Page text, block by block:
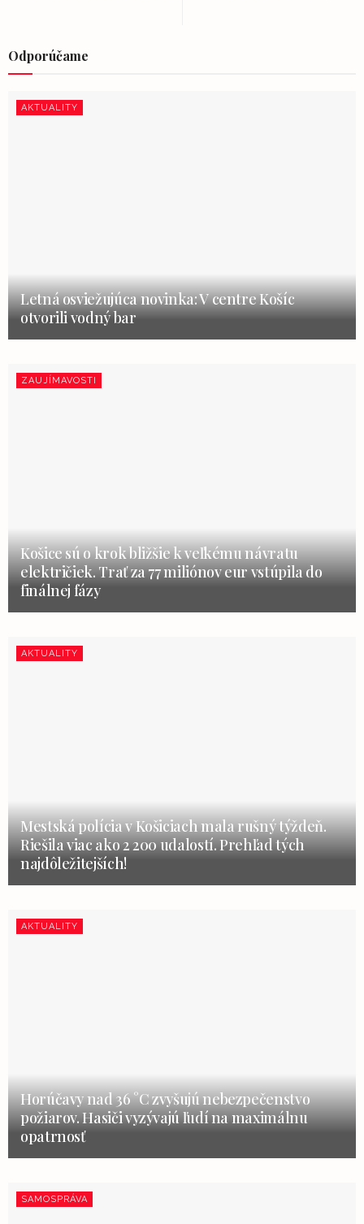
Odporúčame
AKTUALITY
Letná osviežujúca novinka: V centre Košíc
otvorili vodný bar
ZAUJÍMAVOSTI
Košice sú o krok bližšie k veľkému návratu
električiek. Trať za 77 miliónov eur vstúpila do
finálnej fázy
AKTUALITY
Mestská polícia v Košiciach mala rušný týždeň.
Riešila viac ako 2 200 udalostí. Prehľad tých
najdôležitejších!
AKTUALITY
Horúčavy nad 36 °C zvyšujú nebezpečenstvo
požiarov. Hasiči vyzývajú ľudí na maximálnu
opatrnosť
SAMOSPRÁVA